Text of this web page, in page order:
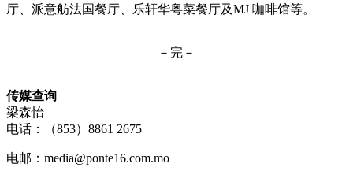
厅、派意舫法国餐厅、乐轩华粤菜餐厅及MJ 咖啡馆等。
－完－
传媒查询
梁森怡
电话：（853）8861 2675
电邮：media@ponte16.com.mo